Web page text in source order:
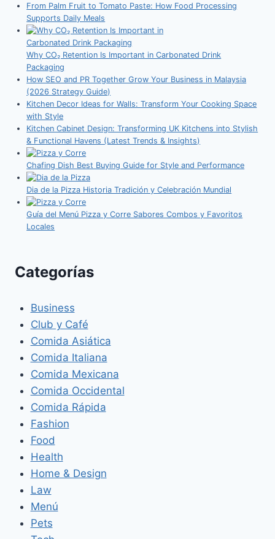
From Palm Fruit to Tomato Paste: How Food Processing
Supports Daily Meals
Why CO₂ Retention Is Important in Carbonated Drink
Packaging
How SEO and PR Together Grow Your Business in Malaysia
(2026 Strategy Guide)
Kitchen Decor Ideas for Walls: Transform Your Cooking Space
with Style
Kitchen Cabinet Design: Transforming UK Kitchens into Stylish
& Functional Havens (Latest Trends & Insights)
Chafing Dish Best Buying Guide for Style and Performance
Dia de la Pizza Historia Tradición y Celebración Mundial
Guía del Menú Pizza y Corre Sabores Combos y Favoritos
Locales
Categorías
Business
Club y Café
Comida Asiática
Comida Italiana
Comida Mexicana
Comida Occidental
Comida Rápida
Fashion
Food
Health
Home & Design
Law
Menú
Pets